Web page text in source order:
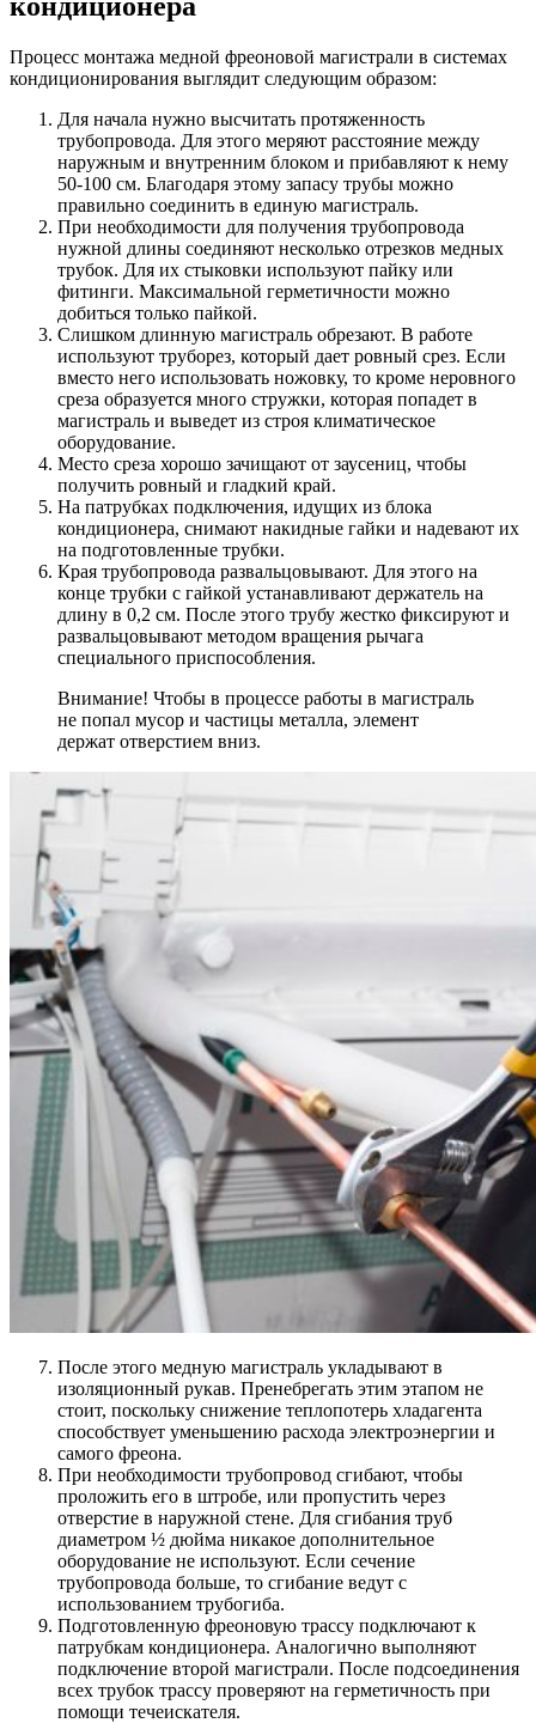
Процесс монтажа медной фреоновой магистрали в системах
кондиционирования выглядит следующим образом:
Для начала нужно высчитать протяженность
трубопровода. Для этого меряют расстояние между
наружным и внутренним блоком и прибавляют к нему
50-100 см. Благодаря этому запасу трубы можно
правильно соединить в единую магистраль.
При необходимости для получения трубопровода
нужной длины соединяют несколько отрезков медных
трубок. Для их стыковки используют пайку или
фитинги. Максимальной герметичности можно
добиться только пайкой.
Слишком длинную магистраль обрезают. В работе
используют труборез, который дает ровный срез. Если
вместо него использовать ножовку, то кроме неровного
среза образуется много стружки, которая попадет в
магистраль и выведет из строя климатическое
оборудование.
Место среза хорошо зачищают от заусениц, чтобы
получить ровный и гладкий край.
На патрубках подключения, идущих из блока
кондиционера, снимают накидные гайки и надевают их
на подготовленные трубки.
Края трубопровода развальцовывают. Для этого на
конце трубки с гайкой устанавливают держатель на
длину в 0,2 см. После этого трубу жестко фиксируют и
развальцовывают методом вращения рычага
специального приспособления.
Внимание! Чтобы в процессе работы в магистраль
не попал мусор и частицы металла, элемент
держат отверстием вниз.
После этого медную магистраль укладывают в
изоляционный рукав. Пренебрегать этим этапом не
стоит, поскольку снижение теплопотерь хладагента
способствует уменьшению расхода электроэнергии и
самого фреона.
При необходимости трубопровод сгибают, чтобы
проложить его в штробе, или пропустить через
отверстие в наружной стене. Для сгибания труб
диаметром ½ дюйма никакое дополнительное
оборудование не используют. Если сечение
трубопровода больше, то сгибание ведут с
использованием трубогиба.
Подготовленную фреоновую трассу подключают к
патрубкам кондиционера. Аналогично выполняют
подключение второй магистрали. После подсоединения
всех трубок трассу проверяют на герметичность при
помощи течеискателя.